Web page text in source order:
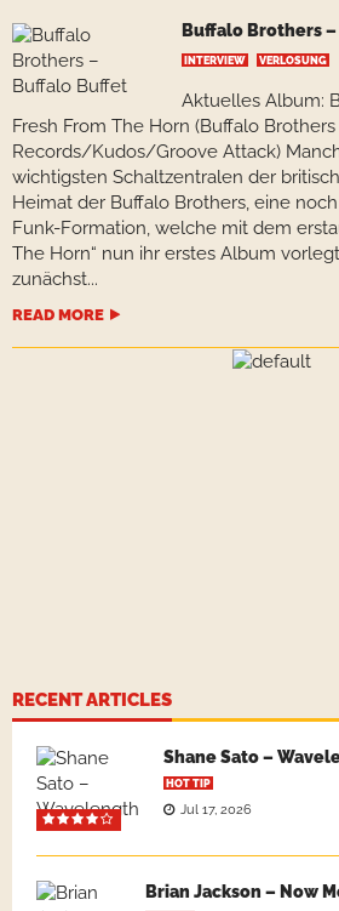
Buffalo Brothers
INTERVIEW VERLOSUNG
Aktuelles Album:
Fresh From The Horn (Buffalo Brothers
Records/Kudos/Groove Attack)
wichtigsten Schaltzentralen der
Heimat der Buffalo Brothers, eine
Funk-Formation, welche mit dem
The Horn“ nun ihr erstes Album
zunächst...
READ MORE
RECENT ARTICLES
Shane Sato –
HOT TIP
Jul 17, 2026
Brian Jackson – Now